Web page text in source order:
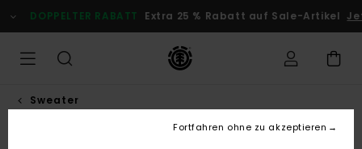
zur
Produktinformation
DOPPELTER RABATT Extra 25 % Rabatt auf Sale-Artikel
Sweater
Fortfahren ohne zu akzeptieren